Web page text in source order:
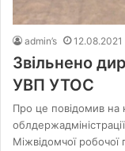
admin’s 12.08.2021
Звільнено
УВП УТОС
Про це повідомив на
Міжвідомчої